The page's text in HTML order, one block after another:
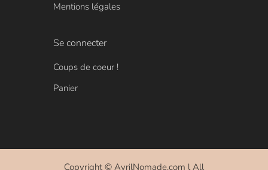
Mentions légales
Se connecter
Coups de coeur !
Panier
Copyright © AvrilNomade.com l All